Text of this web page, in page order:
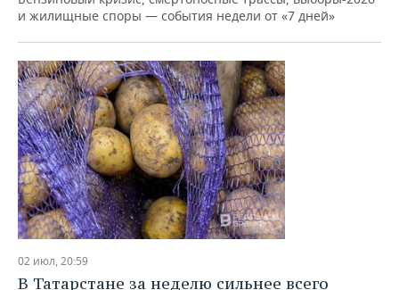
и жилищные споры — события недели от «7 дней»
02 июл, 20:59
В Татарстане за неделю сильнее всего